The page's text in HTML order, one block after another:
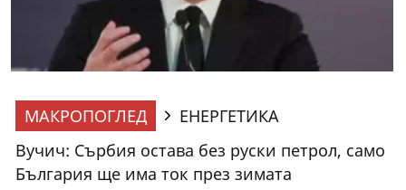
МАКРОПОГЛЕД
ЕНЕРГЕТИКА
Вучич: Сърбия остава без руски петрол, само
България ще има ток през зимата